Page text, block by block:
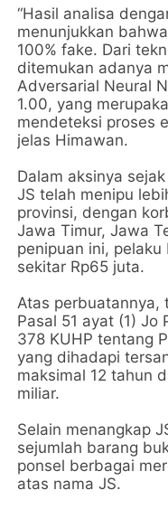
“Hasil analisa
menunjukkan
100% fake. Dari
ditemukan adanya
Adversarial Neural
1.00, yang
mendeteksi proses
jelas Himawan.
Dalam aksinya
JS telah menipu
provinsi, dengan
Jawa Timur, Jawa
penipuan ini,
sekitar Rp65 juta.
Atas perbuatannya,
Pasal 51 ayat (1) Jo
378 KUHP tentang
yang dihadapi
maksimal 12 tahun
miliar.
Selain menangkap
sejumlah barang
ponsel berbagai
atas nama JS.